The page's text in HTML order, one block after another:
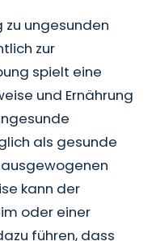
ungesunden
zur
spielt eine
und Ernährung
als gesunde
kann der
oder einer
führen, dass